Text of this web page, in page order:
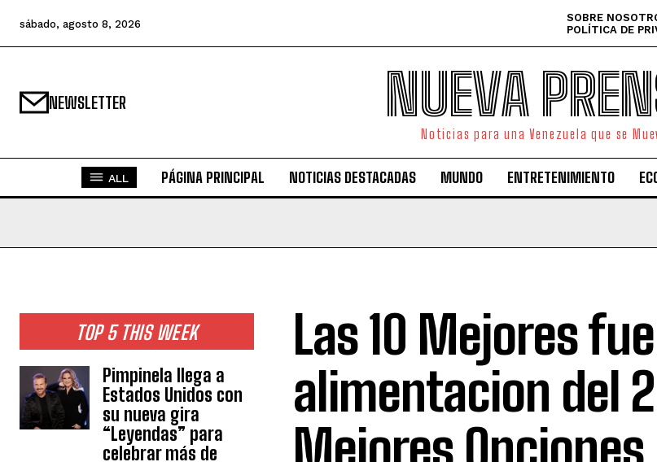
sábado, agosto 8, 2026 SOBRE
POLÍTICA DE
NEWSLETTER NUEVA
Noticias para una Venezuela que se
ALL PÁGINA PRINCIPAL NOTICIAS DESTACADAS MUNDO ENTRETENIMIENTO
TOP 5 THIS WEEK
Pimpinela llega a
Estados Unidos con
su nueva gira
“Leyendas” para
celebrar más de
Las 10 Mejores
alimentacion del
Mejores Opciones